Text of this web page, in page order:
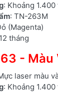
: Khoảng
: TN-263M
(Magenta)
tháng
- Màu
laser màu
: Khoảng